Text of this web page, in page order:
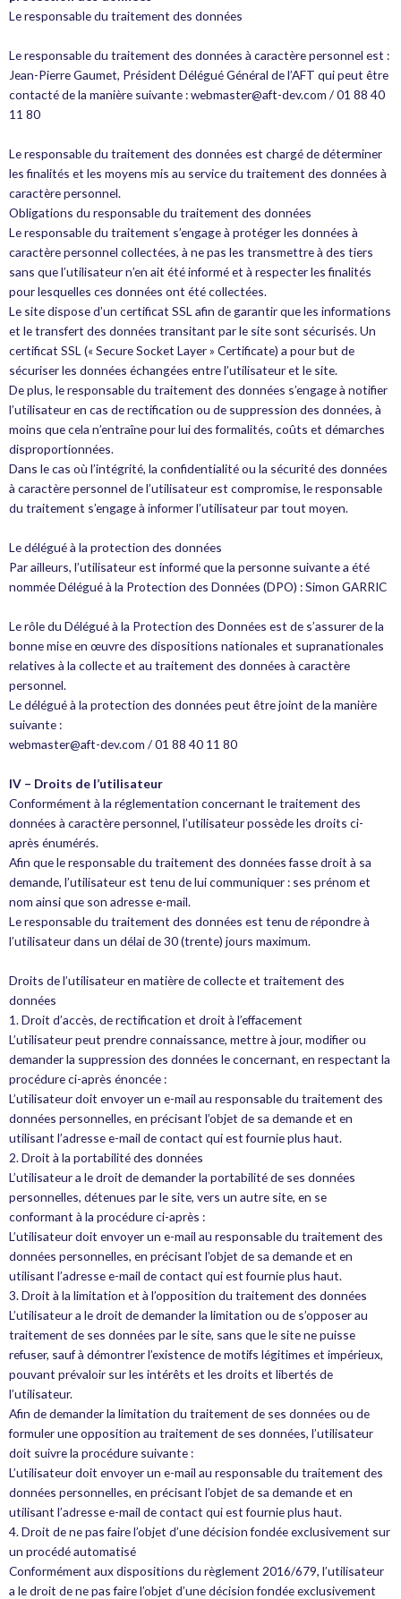
Le responsable du traitement des données
Le responsable du traitement des données à caractère personnel est :
Jean-Pierre Gaumet, Président Délégué Général de l’AFT qui peut être
contacté de la manière suivante : webmaster@aft-dev.com / 01 88 40
11 80
Le responsable du traitement des données est chargé de déterminer
les finalités et les moyens mis au service du traitement des données à
caractère personnel.
Obligations du responsable du traitement des données
Le responsable du traitement s’engage à protéger les données à
caractère personnel collectées, à ne pas les transmettre à des tiers
sans que l’utilisateur n’en ait été informé et à respecter les finalités
pour lesquelles ces données ont été collectées.
Le site dispose d’un certificat SSL afin de garantir que les informations
et le transfert des données transitant par le site sont sécurisés. Un
certificat SSL (« Secure Socket Layer » Certificate) a pour but de
sécuriser les données échangées entre l’utilisateur et le site.
De plus, le responsable du traitement des données s’engage à notifier
l’utilisateur en cas de rectification ou de suppression des données, à
moins que cela n’entraîne pour lui des formalités, coûts et démarches
disproportionnées.
Dans le cas où l’intégrité, la confidentialité ou la sécurité des données
à caractère personnel de l’utilisateur est compromise, le responsable
du traitement s’engage à informer l’utilisateur par tout moyen.
Le délégué à la protection des données
Par ailleurs, l’utilisateur est informé que la personne suivante a été
nommée Délégué à la Protection des Données (DPO) : Simon GARRIC
Le rôle du Délégué à la Protection des Données est de s’assurer de la
bonne mise en œuvre des dispositions nationales et supranationales
relatives à la collecte et au traitement des données à caractère
personnel.
Le délégué à la protection des données peut être joint de la manière
suivante :
webmaster@aft-dev.com / 01 88 40 11 80
IV – Droits de l’utilisateur
Conformément à la réglementation concernant le traitement des
données à caractère personnel, l’utilisateur possède les droits ci-
après énumérés.
Afin que le responsable du traitement des données fasse droit à sa
demande, l’utilisateur est tenu de lui communiquer : ses prénom et
nom ainsi que son adresse e-mail.
Le responsable du traitement des données est tenu de répondre à
l’utilisateur dans un délai de 30 (trente) jours maximum.
Droits de l’utilisateur en matière de collecte et traitement des
données
1. Droit d’accès, de rectification et droit à l’effacement
L’utilisateur peut prendre connaissance, mettre à jour, modifier ou
demander la suppression des données le concernant, en respectant la
procédure ci-après énoncée :
L’utilisateur doit envoyer un e-mail au responsable du traitement des
données personnelles, en précisant l’objet de sa demande et en
utilisant l’adresse e-mail de contact qui est fournie plus haut.
2. Droit à la portabilité des données
L’utilisateur a le droit de demander la portabilité de ses données
personnelles, détenues par le site, vers un autre site, en se
conformant à la procédure ci-après :
L’utilisateur doit envoyer un e-mail au responsable du traitement des
données personnelles, en précisant l’objet de sa demande et en
utilisant l’adresse e-mail de contact qui est fournie plus haut.
3. Droit à la limitation et à l’opposition du traitement des données
L’utilisateur a le droit de demander la limitation ou de s’opposer au
traitement de ses données par le site, sans que le site ne puisse
refuser, sauf à démontrer l’existence de motifs légitimes et impérieux,
pouvant prévaloir sur les intérêts et les droits et libertés de
l’utilisateur.
Afin de demander la limitation du traitement de ses données ou de
formuler une opposition au traitement de ses données, l’utilisateur
doit suivre la procédure suivante :
L’utilisateur doit envoyer un e-mail au responsable du traitement des
données personnelles, en précisant l’objet de sa demande et en
utilisant l’adresse e-mail de contact qui est fournie plus haut.
4. Droit de ne pas faire l’objet d’une décision fondée exclusivement sur
un procédé automatisé
Conformément aux dispositions du règlement 2016/679, l’utilisateur
a le droit de ne pas faire l’objet d’une décision fondée exclusivement